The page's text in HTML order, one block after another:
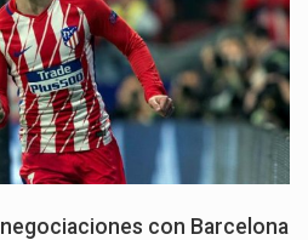
con Barcelona